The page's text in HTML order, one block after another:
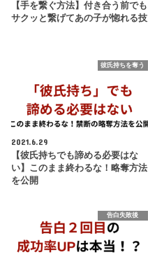
【手を繋ぐ方法】付き合う前でも
サクッと繋げてあの子が惚れる技
彼氏持ちを奪う
2021.6.29
【彼氏持ちでも諦める必要はな
い】このまま終わるな！略奪方法
を公開
告白失敗後